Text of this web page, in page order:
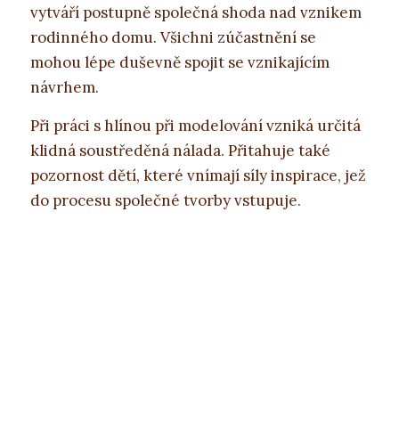
vytváří postupně společná shoda nad vznikem
rodinného domu. Všichni zúčastnění se
mohou lépe duševně spojit se vznikajícím
návrhem.
Při práci s hlínou při modelování vzniká určitá
klidná soustředěná nálada. Přitahuje také
pozornost dětí, které vnímají síly inspirace, jež
do procesu společné tvorby vstupuje.